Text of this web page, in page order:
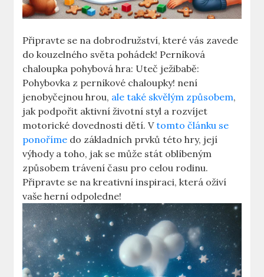
Připravte se na dobrodružství, které vás zavede
do kouzelného světa pohádek! Perníková
chaloupka pohybová hra: Uteč ježibabě:
Pohybovka z perníkové chaloupky! není
jenobyčejnou hrou, ale také skvělým způsobem,
jak podpořit aktivní životní styl a rozvíjet
motorické dovednosti dětí. Vtomto článku se
ponoříme do základních prvků této hry, její
výhody a toho, jak se může stát oblíbeným
způsobem trávení času pro celou rodinu.
Připravte se na kreativní inspiraci, která oživí
vaše herní odpoledne!